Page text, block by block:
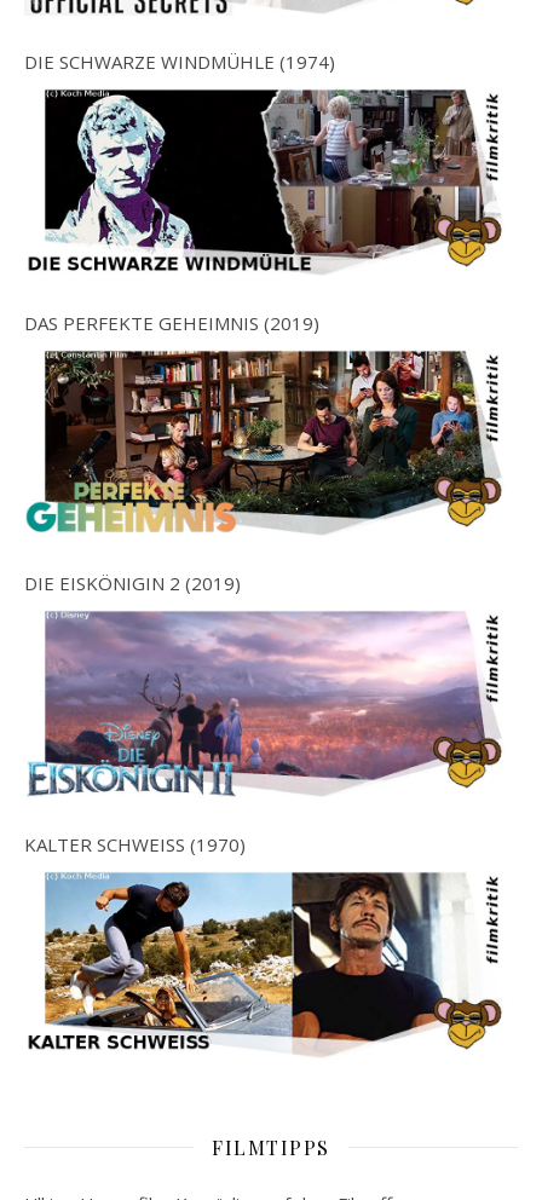
DIE SCHWARZE WINDMÜHLE (1974)
DAS PERFEKTE GEHEIMNIS (2019)
DIE EISKÖNIGIN 2 (2019)
KALTER SCHWEISS (1970)
FILMTIPPS